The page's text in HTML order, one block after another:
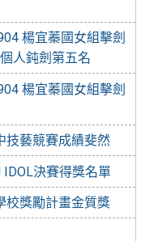
楊宜蓁國女組擊劍
人鈍劍第五名
楊宜蓁國女組擊劍
技藝競賽成績斐然
決賽得獎名單
校獎勵計畫⾦質獎